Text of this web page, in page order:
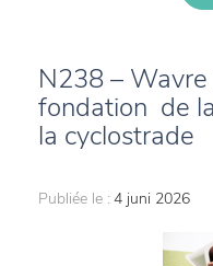
N238 –
fondation de
la cyclostrade
Publiée le : 4 juni 2026